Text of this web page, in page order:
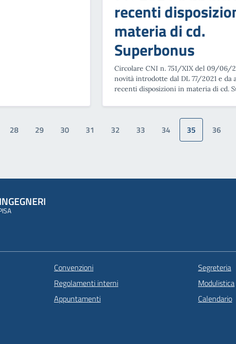
recenti
materia di cd.
Superbonus
Circolare CNI n. 751/XIX del 09/06/
novità introdotte dal DL 77/2021 e da
recenti disposizioni in materia di cd.
precedente
28 29 30 31 32 33 34 35 36
Convenzioni
Regolamenti interni
Appuntamenti
Segreteria
Modulistica
Calendario